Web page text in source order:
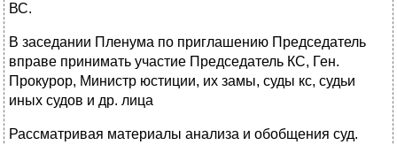
ВС.
В заседании Пленума по приглашению Председатель
вправе принимать участие Председатель КС, Ген.
Прокурор, Министр юстиции, их замы, суды кс, судьи
иных судов и др. лица
Рассматривая материалы анализа и обобщения суд.